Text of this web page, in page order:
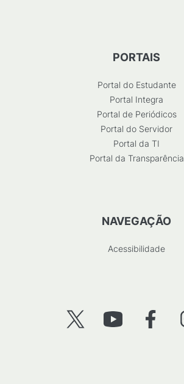
PORTAIS
Portal do Estudante
Portal Integra
Portal de Periódicos
Portal do Servidor
Portal da TI
Portal da Transparência
NAVEGAÇÃO
Acessibilidade